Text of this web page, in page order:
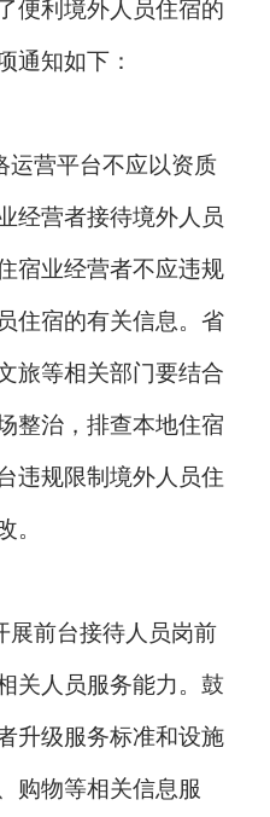
便利境外人员住宿的
通知如下：
运营平台不应以资质
经营者接待境外人员
宿业经营者不应违规
住宿的有关信息。省
旅等相关部门要结合
整治，排查本地住宿
违规限制境外人员住
。
展前台接待人员岗前
关人员服务能力。鼓
升级服务标准和设施
购物等相关信息服